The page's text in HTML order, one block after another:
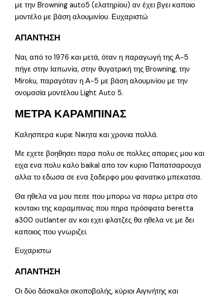
με την Browning auto5 (ελατηρίου) αν έχει βγει καποιο
μοντέλο με βάση αλουμινίου. Ευχαριστώ
ΑΠΑΝΤΗΣΗ
Ναι, από το 1976 και μετά, όταν η παραγωγή της Α-5
πήγε στην Ιαπωνία, στην θυγατρική της Browning, την
Miroku, παραγόταν η Α-5 με βάση αλουμινίου με την
ονομασία μοντέλου Light Auto 5.
ΜΕΤΡΑ ΚΑΡΑΜΠΙΝΑΣ
Καλησπερα κυριε Νικητα και χρονια πολλά.
Με εχετε βοηθησει παρα πολυ σε πολλες αποριες μου και
ειχα ενα πολυ καλο baikal απο τον κυριο Παπατσαρουχα
αλλα το εδωσα σε ενα ξαδερφο μου φανατικο μπεκατσα.
Θα ηθελα να μου πειτε που μπορω να παρω μετρα στο
κοντακι της καραμπινας που πηρα πρόσφατα beretta
a300 outlanter αν και εχει φλατζες θα ηθελα νε με δει
καποιος που γνωριζει.
Ευχαριστω
ΑΠΑΝΤΗΣΗ
Οι δύο δάσκαλοι σκοποβολής, κύριοι Αιγινήτης και